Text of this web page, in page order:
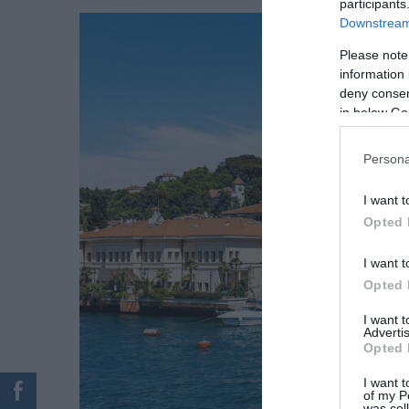
Please
information
deny
in below
I want
Opted
I want
Opted
I want
Opted
I want
of my